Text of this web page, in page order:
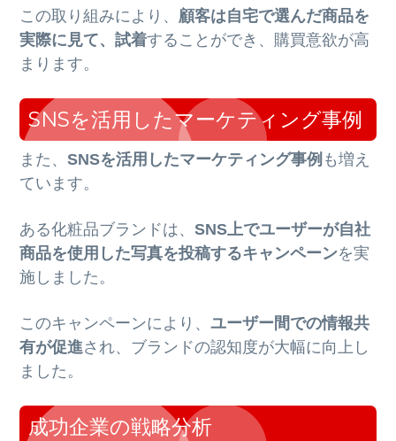
この取り組みにより、 顧客は自宅で選んだ商品を
実際に見て、試着することができ、購買意欲が高
まります。
SNSを活用したマーケティング事例
また、SNSを活用したマーケティング事例 も増え
ています。
ある化粧品ブランドは、SNS上でユーザーが自社
商品を使用した写真を投稿するキャンペーンを実
施しました。
このキャンペーンにより、ユーザー間での情報共
有が促進され、ブランドの認知度が大幅に向上し
ました。
成功企業の戦略分析